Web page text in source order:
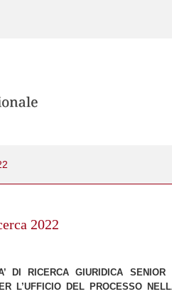
2022
DI RICERCA GIURIDICA
L’UFFICIO DEL PROCESSO